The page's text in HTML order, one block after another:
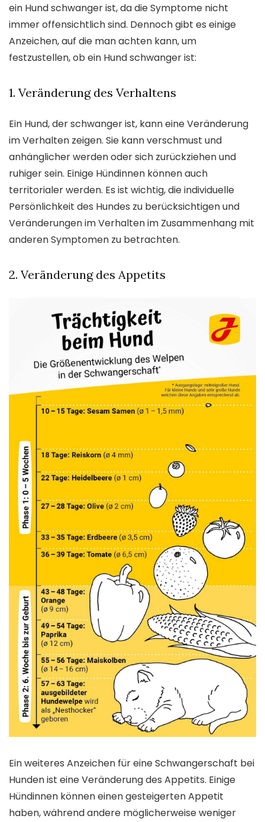
ein Hund schwanger ist, da die Symptome nicht
immer offensichtlich sind. Dennoch gibt es einige
Anzeichen, auf die man achten kann, um
festzustellen, ob ein Hund schwanger ist:
1. Veränderung des Verhaltens
Ein Hund, der schwanger ist, kann eine Veränderung
im Verhalten zeigen. Sie kann verschmust und
anhänglicher werden oder sich zurückziehen und
ruhiger sein. Einige Hündinnen können auch
territorialer werden. Es ist wichtig, die individuelle
Persönlichkeit des Hundes zu berücksichtigen und
Veränderungen im Verhalten im Zusammenhang mit
anderen Symptomen zu betrachten.
2. Veränderung des Appetits
Ein weiteres Anzeichen für eine Schwangerschaft bei
Hunden ist eine Veränderung des Appetits. Einige
Hündinnen können einen gesteigerten Appetit
haben, während andere möglicherweise weniger